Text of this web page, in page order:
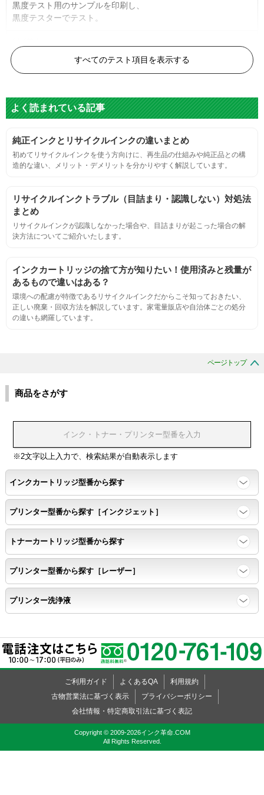
黒度テスト用のサンプルを印刷し、
黒度テスターでテスト。
黒度の技術基準に適合する。
標準カラーサンプルを印刷する。
鮮やか、リアル、彩度、シャープなど、
標準カラ―サンプルと比べて大きな違いがないこと。
におい
サンプルシートを印刷し、直接においを嗅ぐ。
互換性
互換性テスト用のサンプルを印刷する。
浸透性テスト用のサンプルを印刷する。
任意の色を背景として使用し、
背景と違う色で8号サイズのArialフォントで
鮮明に印刷できること。
速乾性
互換性テストサンプルを5ページ連続印刷する。
前のページのインクが
次のページの裏面に染み込まない。
飛び散り
標準カラーサンプル /
互換性テストサンプルを印刷する。
印刷の仕上がりが精細で均一であり、
インクの飛び散りもない。
すべてのテスト項目を表示する
よく読まれている記事
純正インクとリサイクルインクの違いまとめ
初めてリサイクルインクを使う方向けに、再生品の仕組みや純正品との構
造的な違い、メリット・デメリットを分かりやすく解説しています。
リサイクルインクトラブル（目詰まり・認識しない）対処法
まとめ
リサイクルインクが認識しなかった場合や、目詰まりが起こった場合の解
決方法についてご紹介いたします。
インクカートリッジの捨て方が知りたい！使用済みと残量が
あるもので違いはある？
環境への配慮が特徴であるリサイクルインクだからこそ知っておきたい、
正しい廃棄・回収方法を解説しています。家電量販店や自治体ごとの処分
の違いも網羅しています。
ページトップ
商品をさがす
※2文字以上入力で、検索結果が自動表示します
インクカートリッジ型番から探す
プリンター型番から探す［インクジェット］
トナーカートリッジ型番から探す
プリンター型番から探す［レーザー］
プリンター洗浄液
ご利用ガイド よくあるQA
利用規約
古物営業法に基づく表示
プライバシーポリシー
会社情報・特定商取引法に基づく表記
Copyright © 2009-2026インク革命.COM
All Rights Reserved.